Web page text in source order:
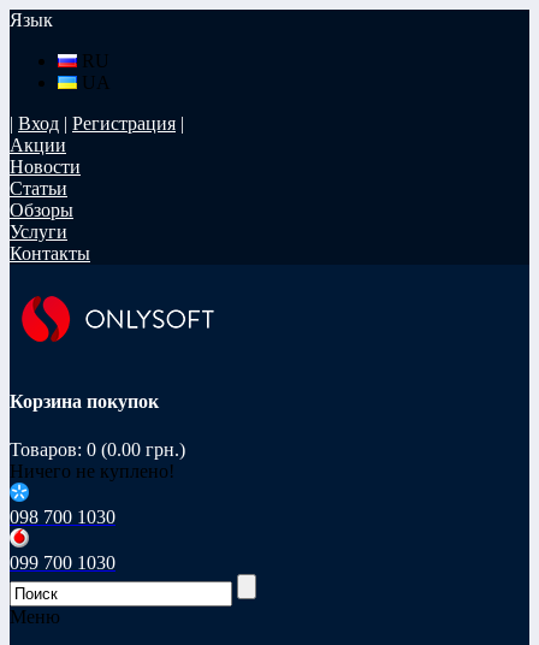
Язык
RU
UA
| Вход | Регистрация |
Акции
Новости
Статьи
Обзоры
Услуги
Контакты
Корзина покупок
Товаров: 0 (0.00 грн.)
Ничего не куплено!
098 700 1030
099 700 1030
Меню